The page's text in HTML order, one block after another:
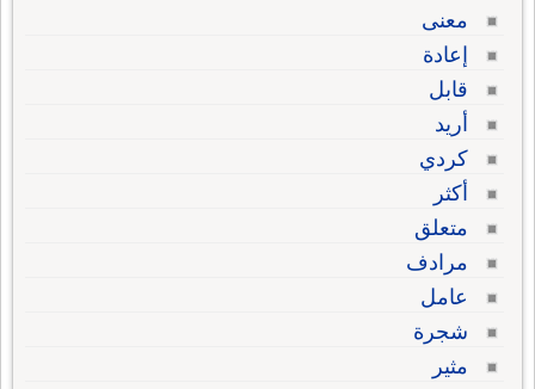
معنى
إعادة
قابل
أريد
كردي
أكثر
متعلق
مرادف
عامل
شجرة
مثير